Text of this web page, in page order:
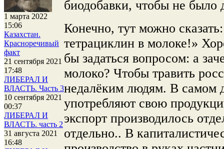
1 марта 2022
15:06
Казахстан.
Красноречивый
факт
21 сентября 2021
17:48
ЛИБЕРАЛ И
ВЛАСТЬ. Часть 3
10 сентября 2021
00:37
ЛИБЕРАЛ И
ВЛАСТЬ. часть 2
31 августа 2021
16:48
биодобавки, чтобы не было
Конечно, тут можно
тетрациклин в молоке!»
бы задаться вопросом: а
молоко? Чтобы травить
недалёким людям. В самом
употребляют свою
экспорт производилось
отдельно.. В